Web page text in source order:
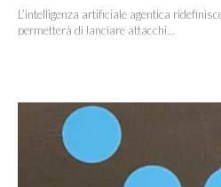
L’intelligenza artificiale agentica
permetterà di lanciare attacchi...